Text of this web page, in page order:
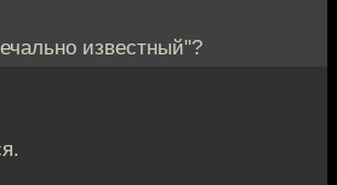
известный"?